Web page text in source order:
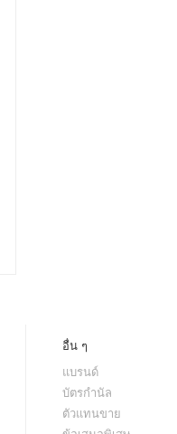
อื่น ๆ
แบรนด์
บัตรกำนัล
ตัวแทนขาย